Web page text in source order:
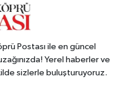
Postası ile en güncel
Yerel haberler ve
sizlerle buluşturuyoruz.